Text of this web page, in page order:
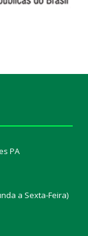
PA
a Sexta-Feira)